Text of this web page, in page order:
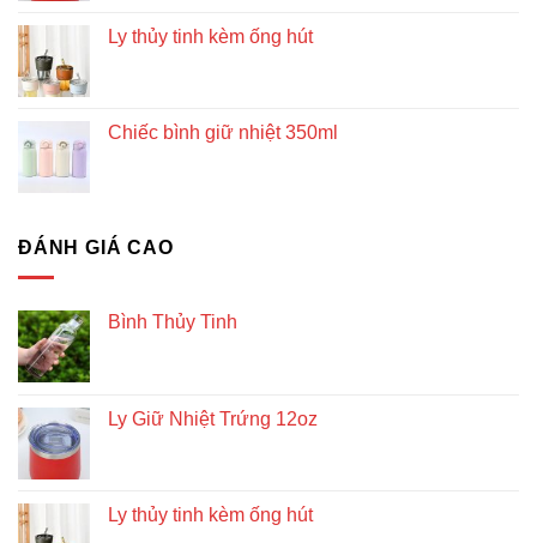
Ly thủy tinh kèm ống hút
Chiếc bình giữ nhiệt 350ml
ĐÁNH GIÁ CAO
Bình Thủy Tinh
Ly Giữ Nhiệt Trứng 12oz
Ly thủy tinh kèm ống hút